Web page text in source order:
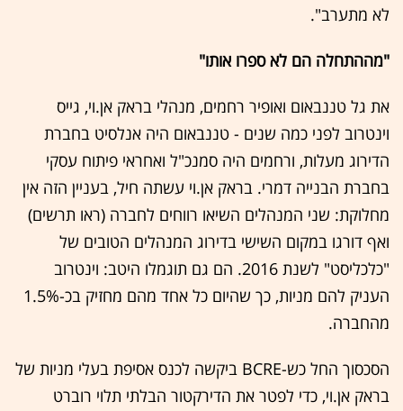
לא מתערב".
"מההתחלה הם לא ספרו אותו"
את גל טננבאום ואופיר רחמים, מנהלי בראק אן.וי, גייס
וינטרוב לפני כמה שנים - טננבאום היה אנלסיט בחברת
הדירוג מעלות, ורחמים היה סמנכ"ל ואחראי פיתוח עסקי
בחברת הבנייה דמרי. בראק אן.וי עשתה חיל, בעניין הזה אין
מחלוקת: שני המנהלים השיאו רווחים לחברה (ראו תרשים)
ואף דורגו במקום השישי בדירוג המנהלים הטובים של
"כלכליסט" לשנת 2016. הם גם תוגמלו היטב: וינטרוב
העניק להם מניות, כך שהיום כל אחד מהם מחזיק בכ-1.5%
מהחברה.
הסכסוך החל כש-BCRE ביקשה לכנס אסיפת בעלי מניות של
בראק אן.וי, כדי לפטר את הדירקטור הבלתי תלוי רוברט